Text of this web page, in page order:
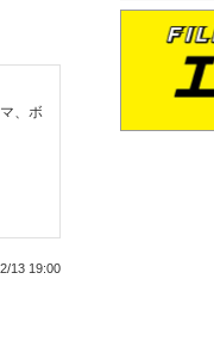
、ボ
13 19:00